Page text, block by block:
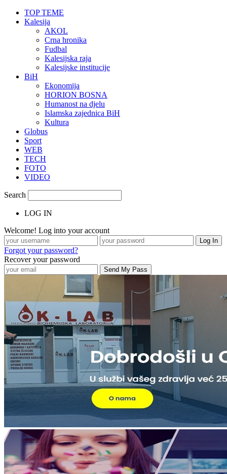
TOP TEME
Kalesija
AKOL
Crna hronika
Fudbal
Kalesijska raja
Kalesijske institucije
BiH
Ekonomija
HORION BOSNA
Humanost na djelu
Islamska zajednica BiH
Kultura
Globus
Sport
WEB
TECH
FOTO
VIDEO
Search
LOG IN
Welcome! Log into your account
Forgot your password?
Recover your password